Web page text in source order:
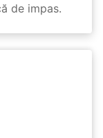
de impas.